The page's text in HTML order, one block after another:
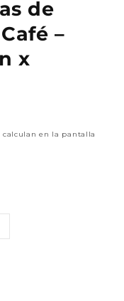
de
–
x
calculan en la pantalla